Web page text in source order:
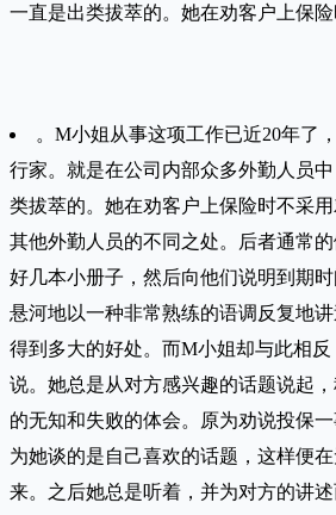
一直是出类拔萃的。她在劝客户上保险
。M小姐从事这项工作已近20年了
行家。就是在公司内部众多外勤人员
类拔萃的。她在劝客户上保险时不采
其他外勤人员的不同之处。后者通常
好几本小册子，然后向他们说明到期
悬河地以一种非常熟练的语调反复地
得到多大的好处。而M小姐却与此相
说。她总是从对方感兴趣的话题说起
的无知和失败的体会。原为劝说投保
为她谈的是自己喜欢的话题，这样便
来。之后她总是听着，并为对方的讲